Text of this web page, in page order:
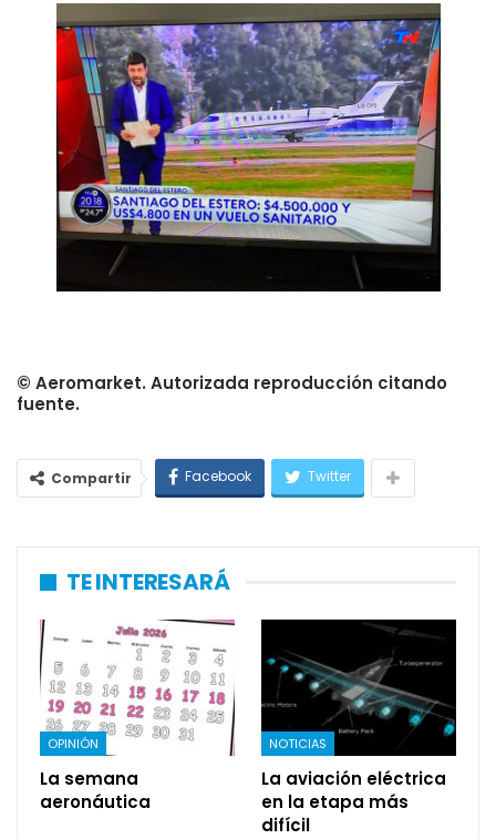
© Aeromarket. Autorizada reproducción citando
fuente.
Compartir Facebook Twitter
TE INTERESARÁ
OPINIÓN
La semana
aeronáutica
NOTICIAS
La aviación eléctrica
en la etapa más
difícil